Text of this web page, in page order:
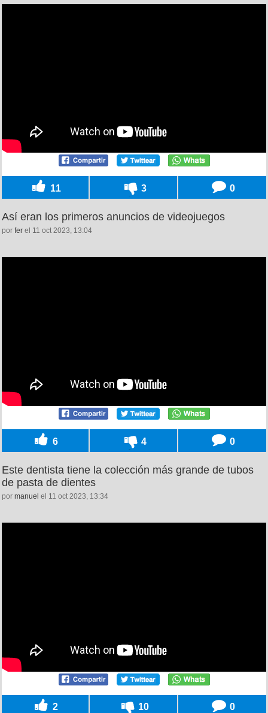
11 3 0
Así eran los primeros anuncios de videojuegos
por fer el 11 oct 2023, 13:04
6 4 0
Este dentista tiene la colección más grande de tubos
de pasta de dientes
por manuel el 11 oct 2023, 13:34
2 10 0